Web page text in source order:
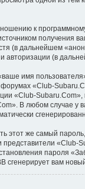
к
(в дальнейшем
авторизации (в
имя
«Club-
«Club-
В любом случае у
же самый
пароля
вам